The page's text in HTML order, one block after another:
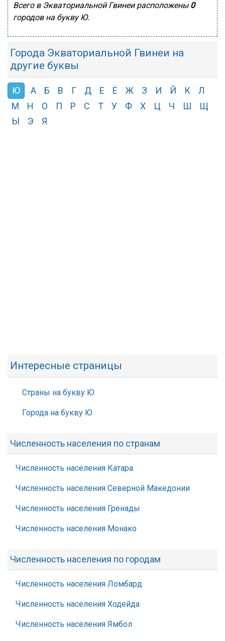
Всего в Экваториальной Гвинеи расположены 0
городов на букву Ю.
Города Экваториальной Гвинеи на
другие буквы
Ю А Б В Г Д Е Ё Ж З И Й К
Л
М
Н О П Р С Т У Ф Х Ц Ч Ш
Щ
Ы
Э Я
Интересные страницы
Страны на букву Ю
Города на букву Ю
Численность населения по странам
Численность населения Катара
Численность населения Северной Македонии
Численность населения Гренады
Численность населения Монако
Численность населения по городам
Численность населения Ломбард
Численность населения Ходейда
Численность населения Ямбол